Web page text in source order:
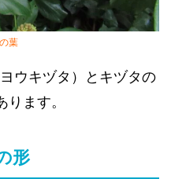
葉
ウキヅタ）とキヅタの
ます。
形